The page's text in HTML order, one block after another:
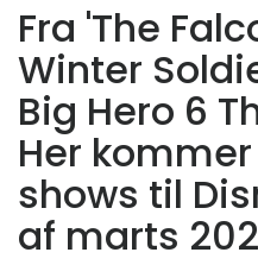
Fra 'The
Winter
Big Hero 6
Her
shows til
af marts